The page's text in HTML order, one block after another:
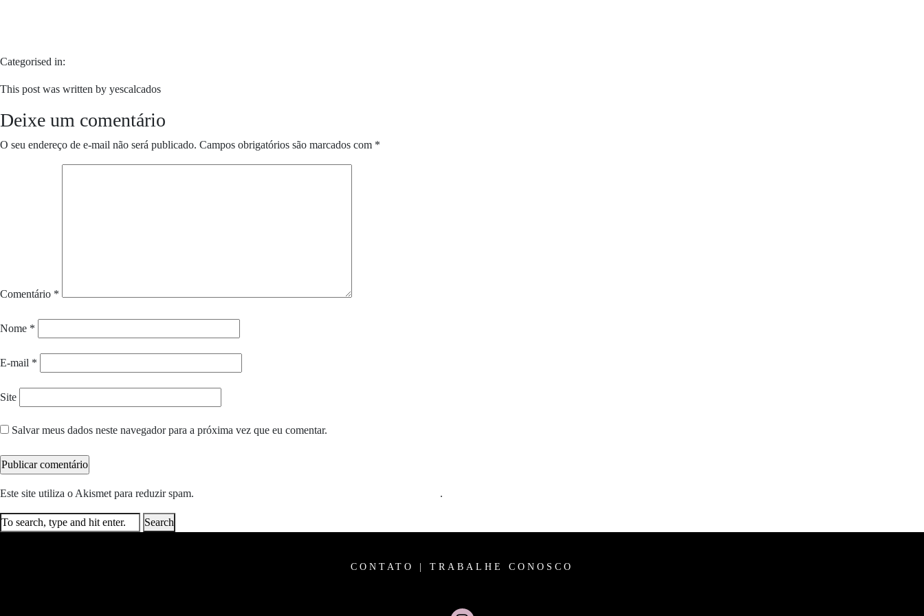
Categorised in:
This post was written by yescalcados
Deixe um comentário
O seu endereço de e-mail não será publicado. Campos obrigatórios são marcados com *
Comentário *
Nome *
E-mail *
Site
Salvar meus dados neste navegador para a próxima vez que eu comentar.
Este site utiliza o Akismet para reduzir spam. .
Search
CONTATO TRABALHE CONOSCO